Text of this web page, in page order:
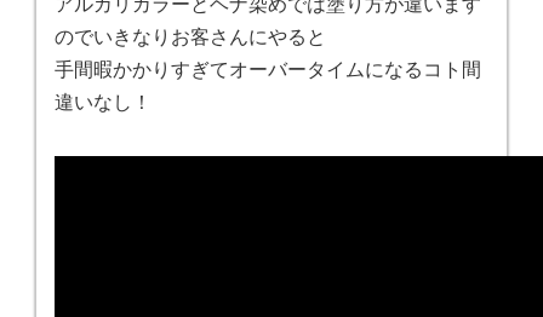
のでいきなりお客さんにやると
手間暇かかりすぎてオーバータイムになるコト間
違いなし！